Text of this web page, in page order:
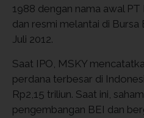
1988 dengan nama awal
dan resmi melantai di
Juli 2012.
Saat IPO, MSKY
perdana terbesar di
Rp2,15 triliun. Saat ini,
pengembangan BEI dan